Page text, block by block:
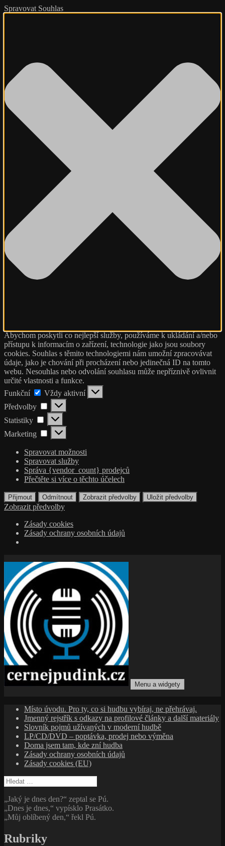
Spravovat Souhlas
Abychom poskytli co nejlepší služby, používáme k ukládání a/nebo
přístupu k informacím o zařízení, technologie jako jsou soubory
cookies. Souhlas s těmito technologiemi nám umožní zpracovávat
údaje, jako je chování při procházení nebo jedinečná ID na tomto
webu. Nesouhlas nebo odvolání souhlasu může nepříznivě ovlivnit
určité vlastnosti a funkce.
Funkční
Funkční
Vždy aktivní
Předvolby
Předvolby
Statistiky Statistiky
Marketing Marketing
Spravovat možnosti
Spravovat služby
Správa {vendor_count} prodejců
Přečtěte si více o těchto účelech
Přijmout Odmítnout Zobrazit předvolby Uložit předvolby
Zobrazit předvolby
Zásady cookies
Zásady ochrany osobních údajů
obsahu
webu
a albech s hlubším kontextem
Menu a widgety
Místo úvodu. Pro ty, co si hudbu vybíraj, ne přehrávaj.
Jmenný rejstřík s odkazy na profilové články a další materiály
Slovník pojmů užívaných v moderní hudbě
LP/CD/DVD – poptávka, prodej nebo výměna
Doma jsem tam, kde zní hudba
Zásady ochrany osobních údajů
Zásady cookies (EU)
Vyhledávání
„Jaký je dnes den?“ zeptal se Pú.
„Dnes je dnes,“ vypísklo Prasátko.
„Můj oblíbený den,“ řekl Pú.
Rubriky